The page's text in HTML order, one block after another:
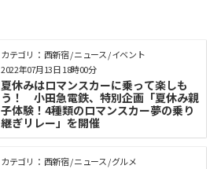
カテゴリ： 西新宿 / ニュース / イベント
夏休みはロマンスカーに乗って楽しも
う！ 小田急電鉄、特別企画「夏休み親
子体験！4種類のロマンスカー夢の乗り
継ぎリレー」を開催
2022年07月13日 18時00分
カテゴリ： 西新宿 / ニュース / グルメ